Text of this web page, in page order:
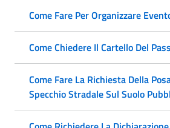
Come Fare Per Organizzare
Come Chiedere Il Cartello Del
Come Fare La Richiesta Della
Specchio Stradale Sul Suolo